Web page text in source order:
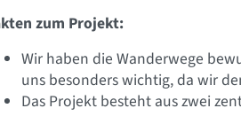
zum Projekt:
Wir haben die Wanderwege
uns besonders wichtig, da wir
Das Projekt besteht aus zwei